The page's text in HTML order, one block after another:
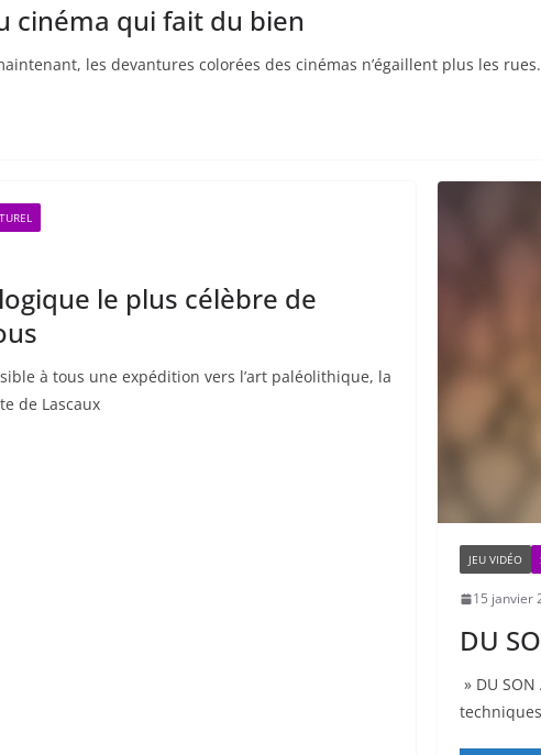
cinéma qui fait du bien
les devantures colorées des cinémas n’égaillent plus les
le plus célèbre de
à tous une expédition vers l’art paléolithique, la
de Lascaux
JEU VIDÉO
15 janvier
DU
» DU